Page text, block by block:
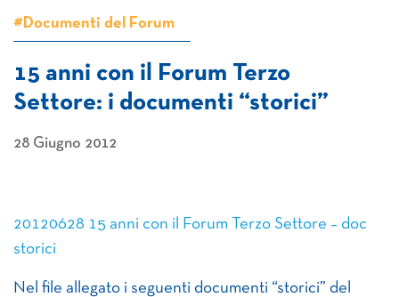
#Documenti del Forum
15 anni con il Forum Terzo
Settore: i documenti “storici”
28 Giugno 2012
20120628 15 anni con il Forum Terzo Settore – doc
storici
Nel file allegato i seguenti documenti “storici” del